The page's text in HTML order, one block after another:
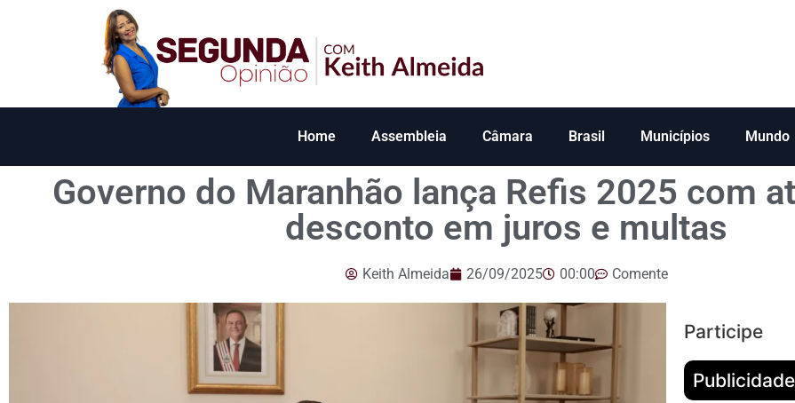
Home Assembleia Câmara Brasil Municípios Mundo
Governo do Maranhão lança Refis 2025 com
desconto em juros e multas
Keith Almeida 26/09/2025 00:00 Comente
Participe
Publicidade